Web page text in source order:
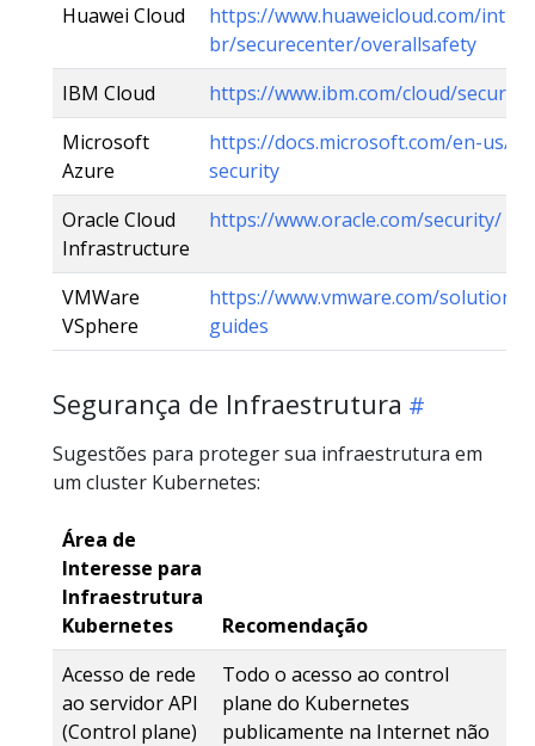
Huawei Cloud
https://www.huaweicloud.com/intl/
br/securecenter/overallsafety
IBM Cloud
https://www.ibm.com/cloud/security
Microsoft
Azure
https://docs.microsoft.com/en-us/
security
Oracle Cloud
Infrastructure
https://www.oracle.com/security/
VMWare
VSphere
https://www.vmware.com/
guides
Segurança de Infraestrutura
Sugestões para proteger sua infraestrutura em
um cluster Kubernetes:
Área de
Interesse para
Infraestrutura
Kubernetes
Recomendação
Acesso de rede
ao servidor API
(Control plane)
Todo o acesso ao control
plane do Kubernetes
publicamente na Internet não